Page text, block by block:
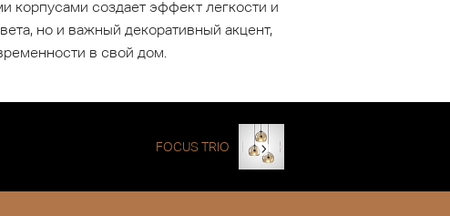
корпусами создает эффект легкости и
но и важный декоративный акцент,
в свой дом.
FOCUS TRIO